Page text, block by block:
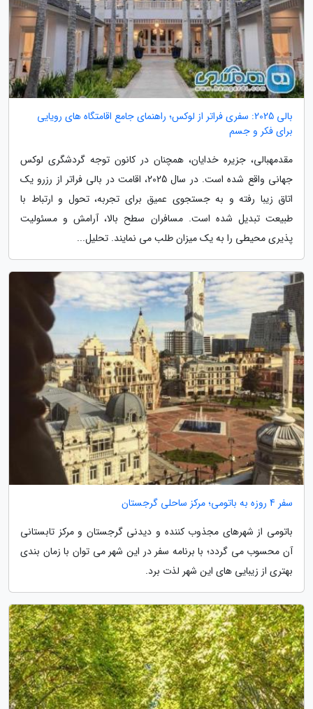
بالی 2025: سفری فراتر از لوکس؛ راهنمای جامع اقامتگاه های رویایی
برای فکر و جسم
مقدمهبالی، جزیره خدایان، همچنان در کانون توجه گردشگری لوکس
جهانی واقع شده است. در سال 2025، اقامت در بالی فراتر از رزرو یک
اتاق زیبا رفته و به جستجوی عمیق برای تجربه، تحول و ارتباط با
طبیعت تبدیل شده است. مسافران سطح بالا، آرامش و مسئولیت
پذیری محیطی را به یک میزان طلب می نمایند. تحلیل...
سفر 4 روزه به باتومی؛ مرکز ساحلی گرجستان
باتومی از شهرهای مجذوب کننده و دیدنی گرجستان و مرکز تابستانی
آن محسوب می گردد؛ با برنامه سفر در این شهر می توان با زمان بندی
بهتری از زیبایی های این شهر لذت برد.